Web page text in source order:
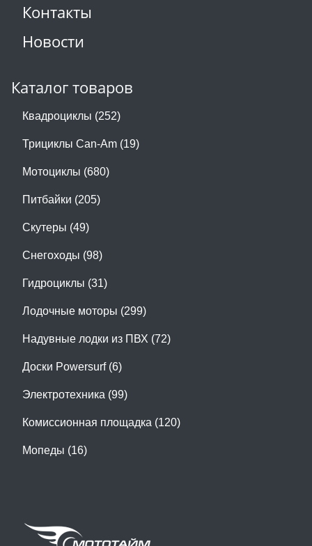
Контакты
Новости
Каталог товаров
Квадроциклы (252)
Трициклы Can-Am (19)
Мотоциклы (680)
Питбайки (205)
Скутеры (49)
Снегоходы (98)
Гидроциклы (31)
Лодочные моторы (299)
Надувные лодки из ПВХ (72)
Доски Powersurf (6)
Электротехника (99)
Комиссионная площадка (120)
Мопеды (16)